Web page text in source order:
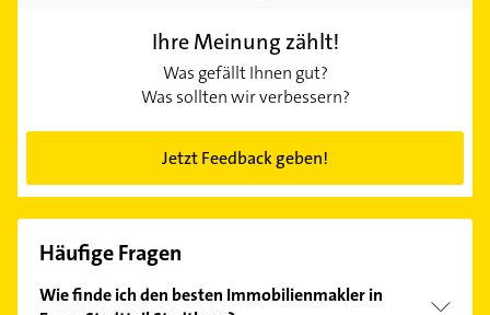
Ihre Meinung zählt!
Was gefällt Ihnen gut?
Was sollten wir verbessern?
Jetzt Feedback geben!
Häufige Fragen
Wie finde ich den besten Immobilienmakler in